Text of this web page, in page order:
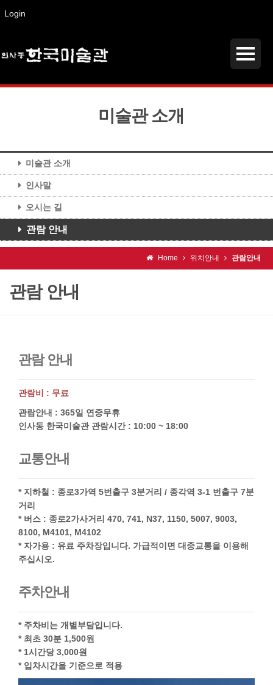
Login
미술관 소개
미술관 소개
인사말
오시는 길
관람 안내
Home 위치안내 관람안내
관람 안내
관람 안내
관람비 : 무료
관람안내 : 365일 연중무휴
인사동 한국미술관 관람시간 : 10:00 ~ 18:00
교통안내
* 지하철 : 종로3가역 5번출구 3분거리 / 종각역 3-1 번출구 7분
거리
* 버스 : 종로2가사거리 470, 741, N37, 1150, 5007, 9003,
8100, M4101, M4102
* 자가용 : 유료 주차장입니다. 가급적이면 대중교통을 이용해
주십시오.
주차안내
* 주차비는 개별부담입니다.
* 최초 30분 1,500원
* 1시간당 3,000원
* 입차시간을 기준으로 적용